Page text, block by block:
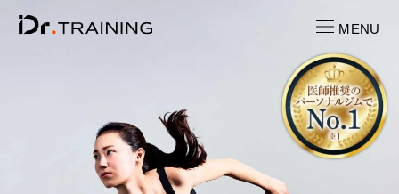
CONTACT
お問い合わせ
MENU